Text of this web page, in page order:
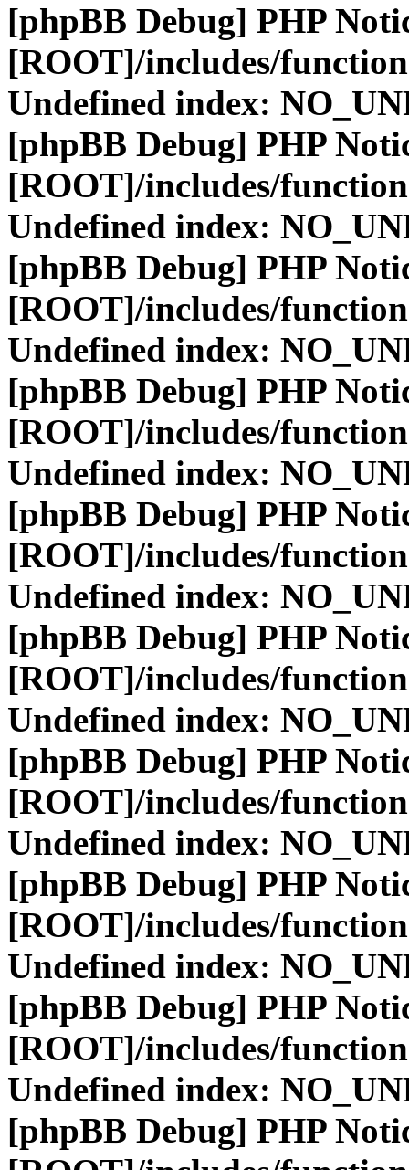
[phpBB Debug] PHP
[ROOT]/includes/
Undefined index:
[phpBB Debug] PHP
[ROOT]/includes/
Undefined index:
[phpBB Debug] PHP
[ROOT]/includes/
Undefined index:
[phpBB Debug] PHP
[ROOT]/includes/
Undefined index:
[phpBB Debug] PHP
[ROOT]/includes/
Undefined index:
[phpBB Debug] PHP
[ROOT]/includes/
Undefined index:
[phpBB Debug] PHP
[ROOT]/includes/
Undefined index:
[phpBB Debug] PHP
[ROOT]/includes/
Undefined index:
[phpBB Debug] PHP
[ROOT]/includes/
Undefined index:
[phpBB Debug] PHP